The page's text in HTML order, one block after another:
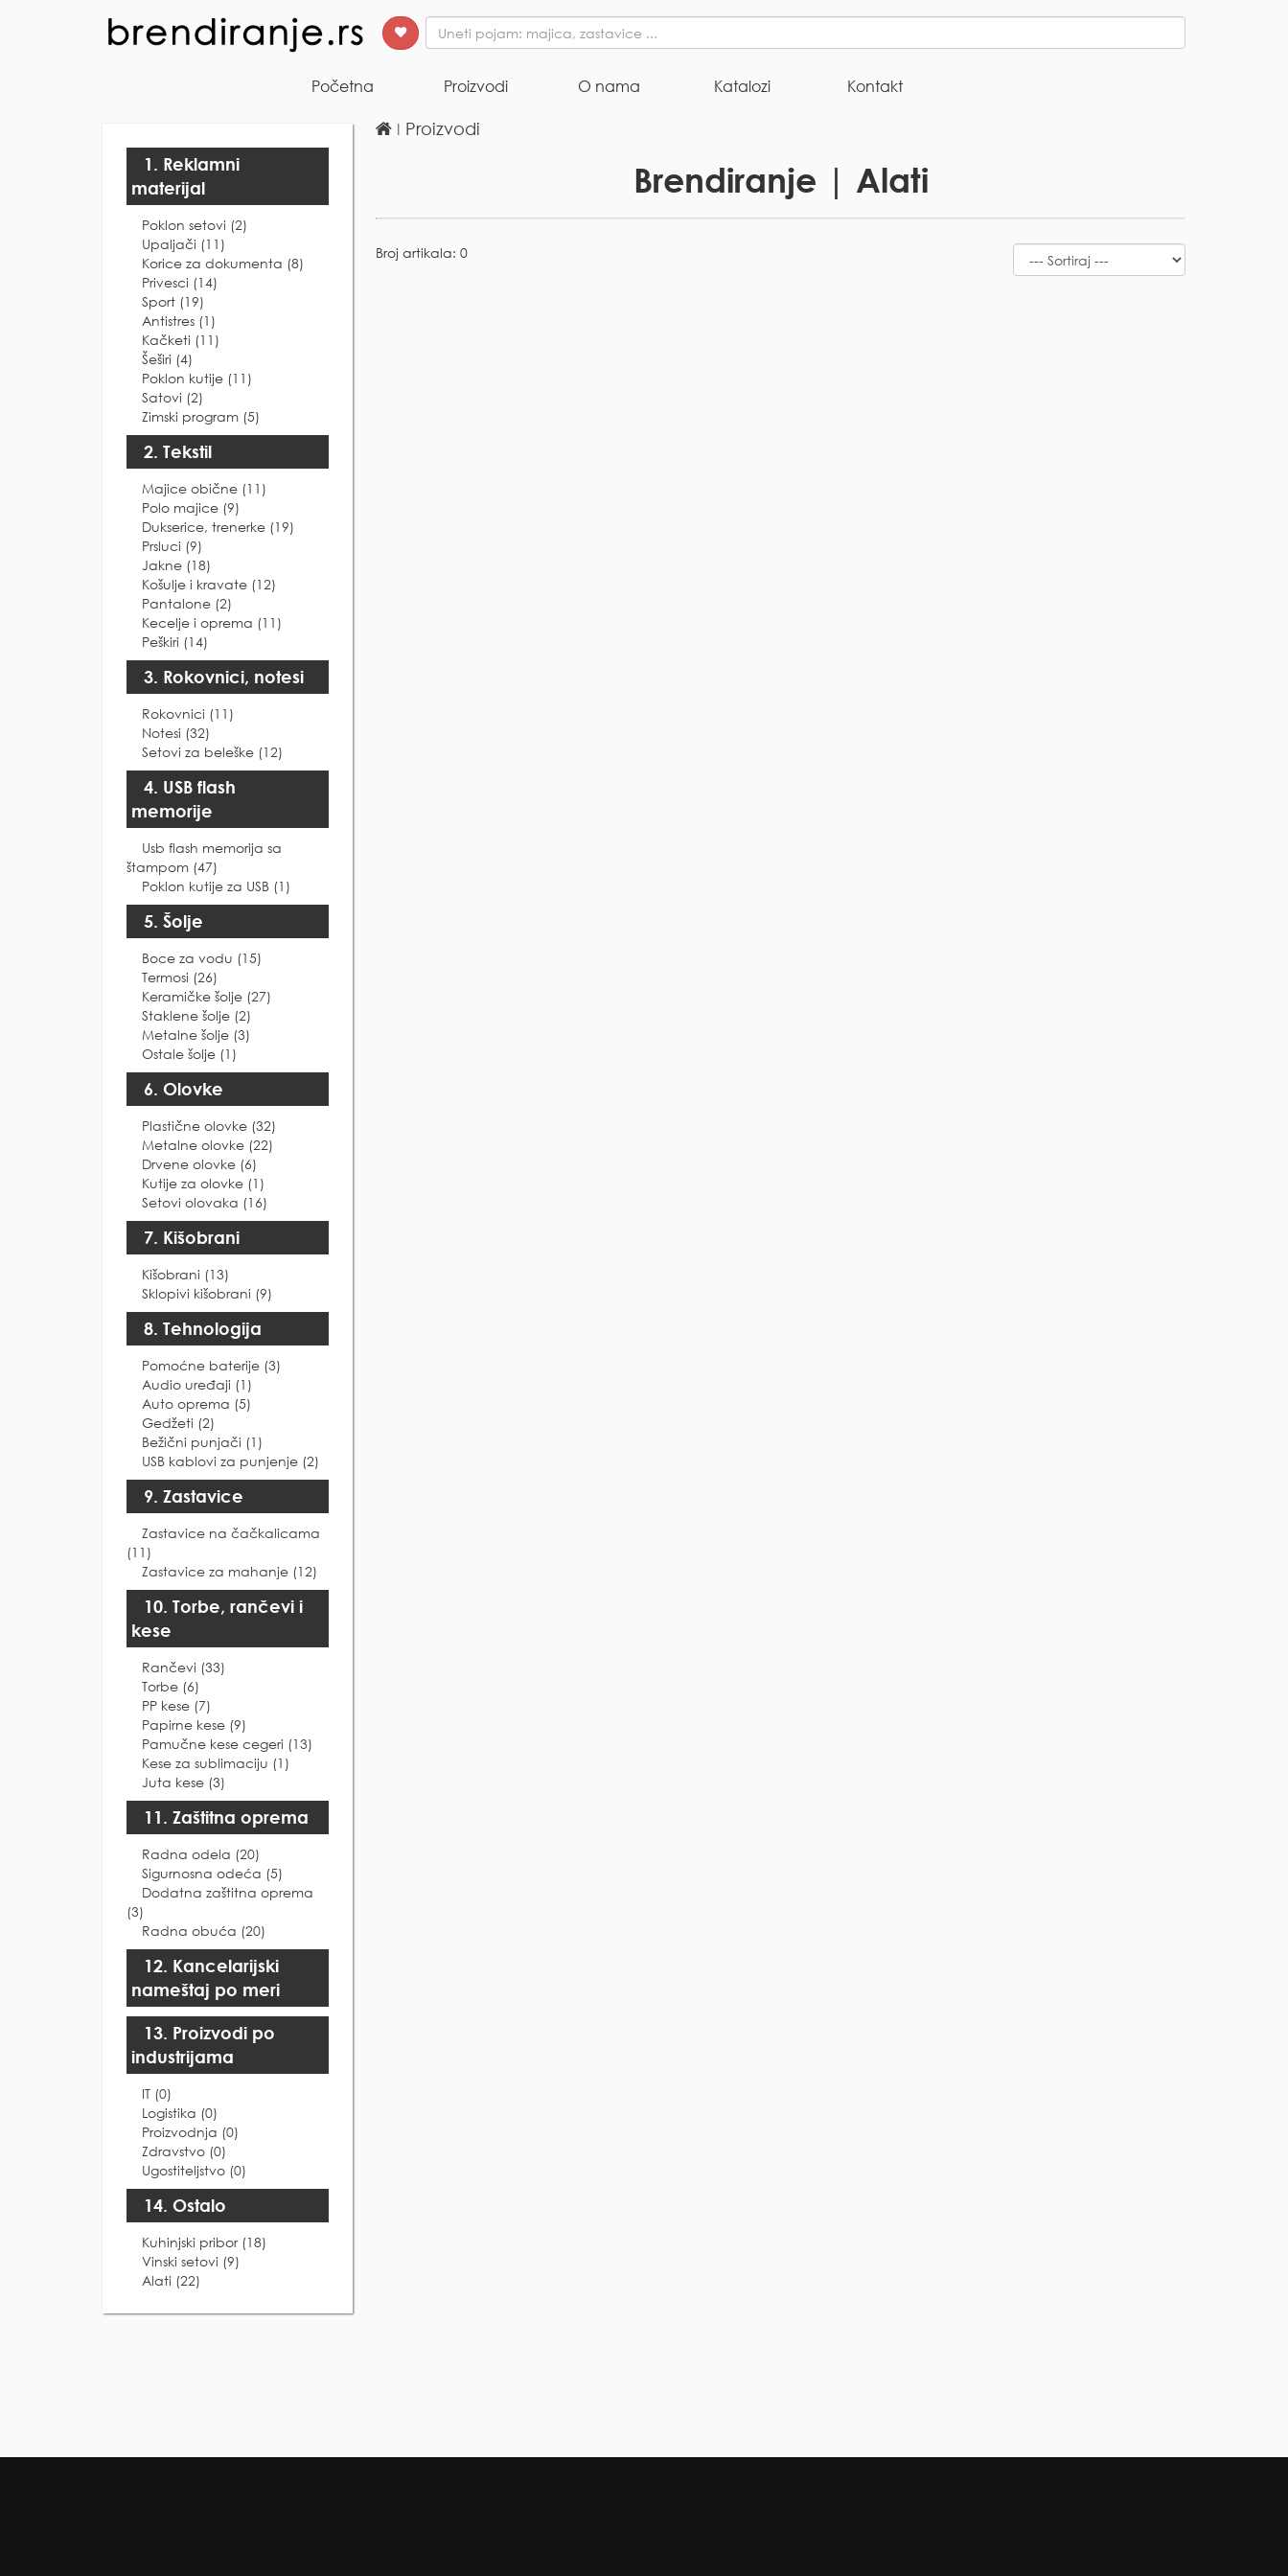
Početna Proizvodi O nama Katalozi Kontakt
1. Reklamni
materijal
Poklon setovi (2)
Upaljači (11)
Korice za dokumenta (8)
Privesci (14)
Sport (19)
Antistres (1)
Kačketi (11)
Šeširi (4)
Poklon kutije (11)
Satovi (2)
Zimski program (5)
2. Tekstil
Majice obične (11)
Polo majice (9)
Dukserice, trenerke (19)
Prsluci (9)
Jakne (18)
Košulje i kravate (12)
Pantalone (2)
Kecelje i oprema (11)
Peškiri (14)
3. Rokovnici, notesi
Rokovnici (11)
Notesi (32)
Setovi za beleške (12)
4. USB flash
memorije
Usb flash memorija sa
štampom (47)
Poklon kutije za USB (1)
5. Šolje
Boce za vodu (15)
Termosi (26)
Keramičke šolje (27)
Staklene šolje (2)
Metalne šolje (3)
Ostale šolje (1)
6. Olovke
Plastične olovke (32)
Metalne olovke (22)
Drvene olovke (6)
Kutije za olovke (1)
Setovi olovaka (16)
7. Kišobrani
Kišobrani (13)
Sklopivi kišobrani (9)
8. Tehnologija
Pomoćne baterije (3)
Audio uređaji (1)
Auto oprema (5)
Gedžeti (2)
Bežični punjači (1)
USB kablovi za punjenje (2)
9. Zastavice
Zastavice na čačkalicama
(11)
Zastavice za mahanje (12)
10. Torbe, rančevi i
kese
Rančevi (33)
Torbe (6)
PP kese (7)
Papirne kese (9)
Pamučne kese cegeri (13)
Kese za sublimaciju (1)
Juta kese (3)
11. Zaštitna oprema
Radna odela (20)
Sigurnosna odeća (5)
Dodatna zaštitna oprema
(3)
Radna obuća (20)
12. Kancelarijski
nameštaj po meri
13. Proizvodi po
industrijama
IT (0)
Logistika (0)
Proizvodnja (0)
Zdravstvo (0)
Ugostiteljstvo (0)
14. Ostalo
Kuhinjski pribor (18)
Vinski setovi (9)
Alati (22)
ǀ Proizvodi
Brendiranje | Alati
Broj artikala: 0